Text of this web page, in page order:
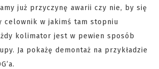
już przyczynę awarii czy nie, by się
celownik w jakimś tam stopniu
kolimator jest w pewien sposób
Ja pokażę demontaż na przykładzie